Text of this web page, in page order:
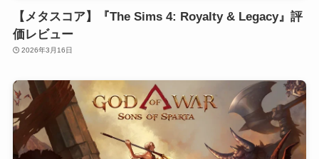
【メタスコア】『The Sims 4: Royalty & Legacy』評
価レビュー
2026年3月16日